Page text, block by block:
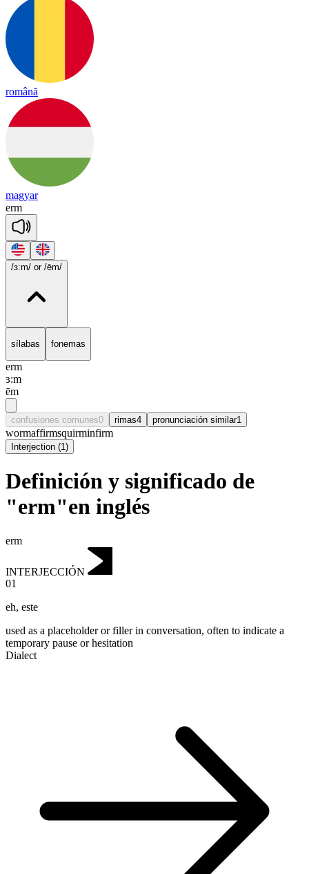
română
magyar
erm
/ɜ:m/ or /ēm/
sílabas fonemas
erm
ɜ:m
ēm
confusiones comunes0 rimas4 pronunciación similar1
wormaffirmsquirminfirm
Interjection (1)
Definición y significado de
"erm"en inglés
erm
INTERJECCIÓN
01
eh, este
used as a placeholder or filler in conversation, often to indicate a
temporary pause or hesitation
Dialect